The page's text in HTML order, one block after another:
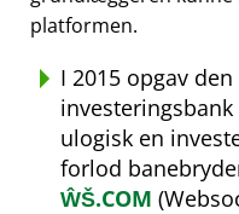
platformen.
I 2015 opgav
investeringsbank
ulogisk en
forlod
ŴŠ.COM